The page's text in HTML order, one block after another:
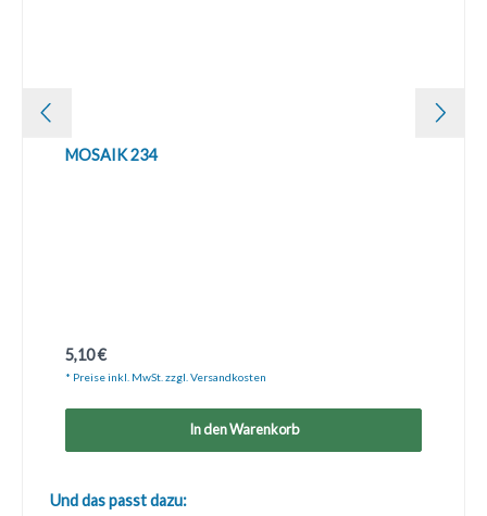
MOSAIK 234
Regulärer Preis:
5,10 €
* Preise inkl. MwSt. zzgl. Versandkosten
In den Warenkorb
Produktgalerie überspringen
Und das passt dazu: